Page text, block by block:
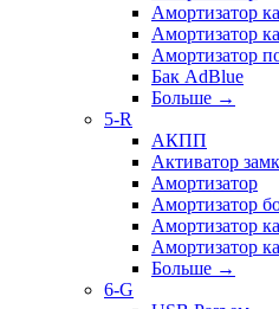
Амортизатор
Амортизатор
Амортизатор
Бак AdBlue
Больше →
5-R
АКПП
Активатор
Амортизатор
Амортизатор
Амортизатор
Амортизатор
Больше →
6-G